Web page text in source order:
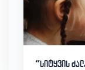
“სიტყვის